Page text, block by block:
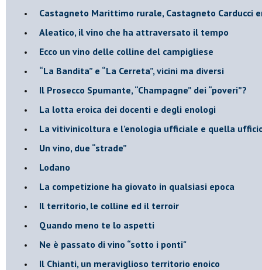
​Castagneto Marittimo rurale, Castagneto Carducci
Aleatico, il vino che ha attraversato il tempo
Ecco un vino delle colline del campigliese
“La Bandita” e “La Cerreta”, vicini ma diversi
​Il Prosecco Spumante, “Champagne” dei “poveri”?
​La lotta eroica dei docenti e degli enologi
​La vitivinicoltura e l’enologia ufficiale e quella
​Un vino, due “strade”
Lodano
​La competizione ha giovato in qualsiasi epoca
Il territorio, le colline ed il terroir
Quando meno te lo aspetti
​Ne è passato di vino “sotto i ponti"
​Il Chianti, un meraviglioso territorio enoico